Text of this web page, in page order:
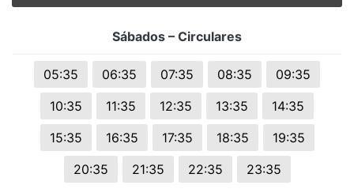
Sábados – Circulares
05:35 06:35 07:35 08:35
09:35
10:35
11:35 12:35 13:35
14:35
15:35
16:35 17:35 18:35
19:35
20:35
21:35 22:35 23:35